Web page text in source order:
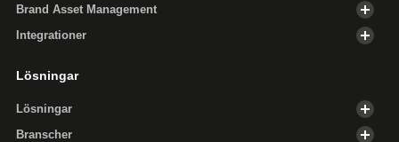
Brand Asset Management
Integrationer
Lösningar
Lösningar
Branscher